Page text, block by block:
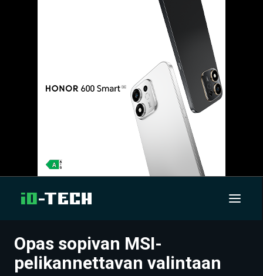
UUTISET
Opas sopivan MSI-
pelikannettavan valintaan